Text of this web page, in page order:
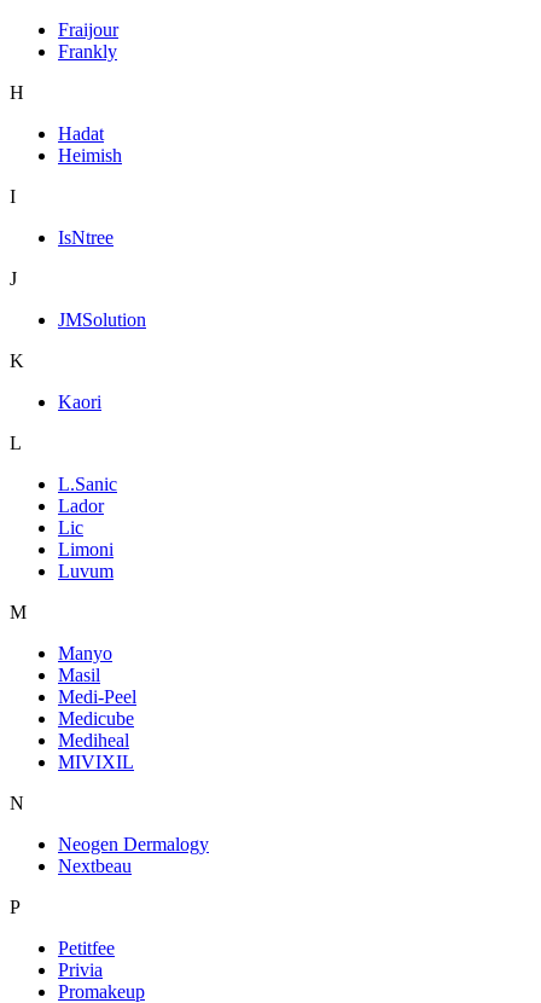
Fraijour
Frankly
H
Hadat
Heimish
I
IsNtree
J
JMSolution
K
Kaori
L
L.Sanic
Lador
Lic
Limoni
Luvum
M
Manyo
Masil
Medi-Peel
Medicube
Mediheal
MIVIXIL
N
Neogen Dermalogy
Nextbeau
P
Petitfee
Privia
Promakeup